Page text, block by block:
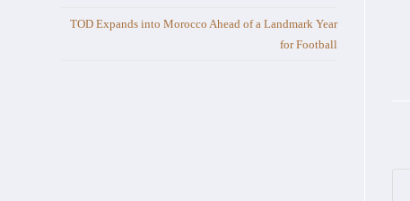
TOD Expands into Morocco Ahead of a Landmark Year
for Football